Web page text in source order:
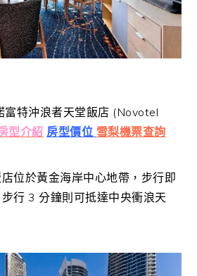
富特沖浪者天堂飯店 (Novotel
型介紹 房型價位 雪梨機票查詢
位於黃金海岸中心地帶，步行即
行 3 分鐘則可抵達中央衝浪天